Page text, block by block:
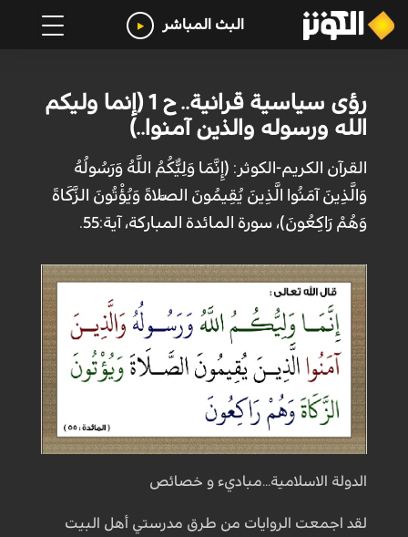
البث المباشر
رؤى سياسية قرانية.. ح 1 (إنما وليكم
الله ورسوله والذين آمنوا..)
القرآن الكريم-الكوثر: (إِنَّمَا وَلِيُّكُمُ اللَّهُ وَرَسُولُهُ
وَالَّذِينَ آمَنُوا الَّذِينَ يُقِيمُونَ الصَّلاةَ وَيُؤْتُونَ الزَّكَاةَ
وَهُمْ رَاكِعُونَ)، سورة المائدة المباركة، آية:55.
الدولة الاسلامية...مباديء و خصائص
لقد اجمعت الروايات من طرق مدرستي أهل البيت